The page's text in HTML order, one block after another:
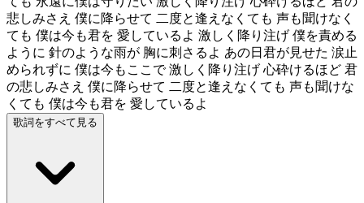
悲しみさえ 僕に降らせて 二度と逢えなくても 声も聞けなく
ても 僕は今も君を 愛しているよ 激しく降り注げ 僕を責める
ように 針のような雨が 胸に刺さるよ あの日君が見せた 涙止
められずに 僕は今もここで 激しく降り注げ 心砕けるほど 君
の悲しみさえ 僕に降らせて 二度と逢えなくても 声も聞けな
くても 僕は今も君を 愛しているよ
歌詞をすべて見る